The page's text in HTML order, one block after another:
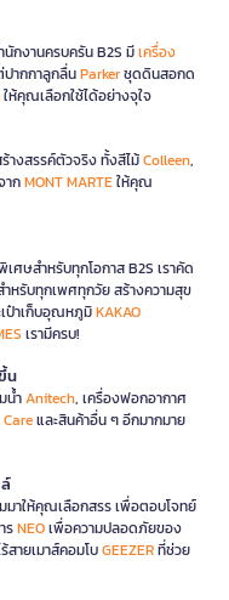
กงานครบครัน B2S มีเครื่อง
ปากกาลูกลื่นParkerชุดดินสอกด
ให้คุณเลือกใช้ได้อย่างจุใจ
างสรรค์ตัวจริง ทั้งสีไม้Colleen,
ากMONT MARTEให้คุณ
ษสำหรับทุกโอกาส B2S เราคัด
ำหรับทุกเพศทุกวัย สร้างความสุข
ป๋าเก็บอุณหภูมิKAKAO
เรามีครบ!
น
น้ำAnitech, เครื่องฟอกอากาศ
และสินค้าอื่น ๆ อีกมากมาย
าให้คุณเลือกสรร เพื่อตอบโจทย์
รNEOเพื่อความปลอดภัยของ
สายเมาส์คอมโบGEEZERที่ช่วย